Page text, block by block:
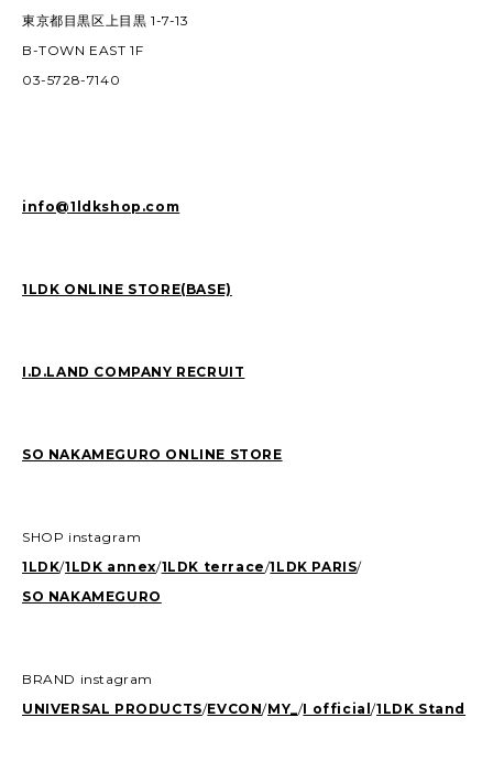
東京都目黒区上目黒 1-7-13
B-TOWN EAST 1F
03-5728-7140
info@1ldkshop.com
1LDK ONLINE STORE(BASE)
I.D.LAND COMPANY RECRUIT
SO NAKAMEGURO ONLINE STORE
SHOP instagram
1LDK/1LDK annex/1LDK terrace/1LDK PARIS/
SO NAKAMEGURO
BRAND instagram
UNIVERSAL PRODUCTS/EVCON/MY_/I official/1LDK Stand